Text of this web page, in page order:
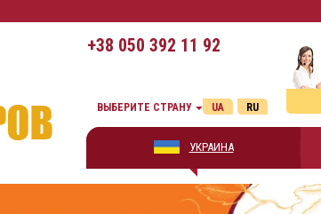
+38 050 392 11 92
ВЫБЕРИТЕ СТРАНУ RU
UA
УКРАИНА